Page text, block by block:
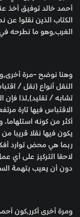
أحمد خالد توفيق أخذ
الكتاب الذين نقلوا
الغرب,وهو ما نطرحه في
وهنا نوضح -مرة
النقل أنواع (نقل /
تشابه / تقليد),لذا فإن
الاقتباس فيها تارة
أكثر من كونه
يكون فيها نقلا قريبا
ربما هي محض توارد
لاحقا التركيز على أي
دون أن يعيب بتهمة
ومرة أخرى أكرر,كون